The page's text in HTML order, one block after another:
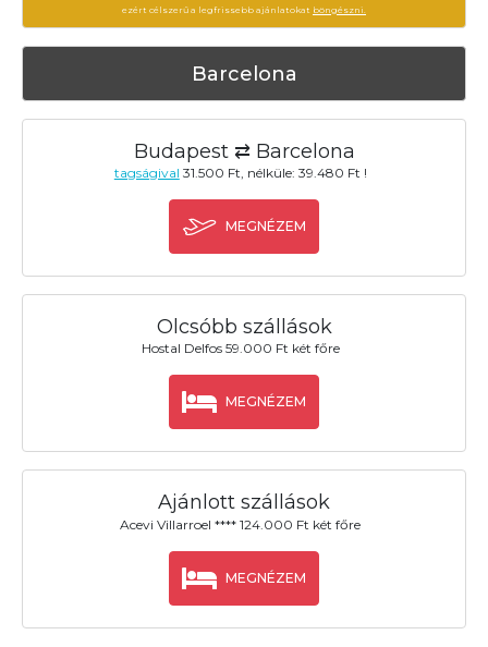
ezért célszerű a legfrissebb ajánlatokat böngészni.
Barcelona
Budapest ⇄ Barcelona
tagságival 31.500 Ft, nélküle: 39.480 Ft !
MEGNÉZEM
Olcsóbb szállások
Hostal Delfos 59.000 Ft két főre
MEGNÉZEM
Ajánlott szállások
Acevi Villarroel **** 124.000 Ft két főre
MEGNÉZEM